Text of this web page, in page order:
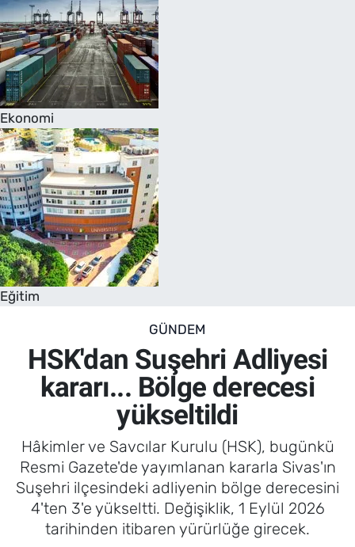
Ekonomi
Eğitim
GÜNDEM
HSK'dan Suşehri Adliyesi
kararı... Bölge derecesi
yükseltildi
Hâkimler ve Savcılar Kurulu (HSK), bugünkü
Resmi Gazete'de yayımlanan kararla Sivas'ın
Suşehri ilçesindeki adliyenin bölge derecesini
4'ten 3'e yükseltti. Değişiklik, 1 Eylül 2026
tarihinden itibaren yürürlüğe girecek.